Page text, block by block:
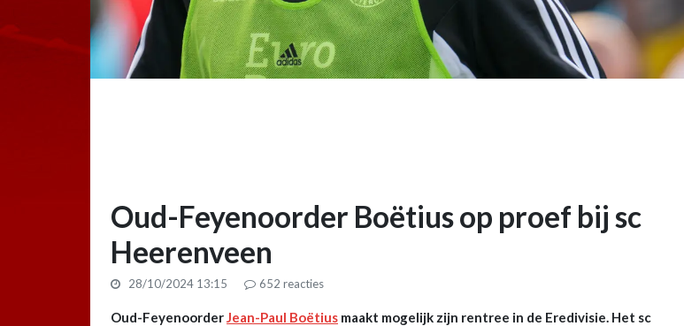
Oud-Feyenoorder Boëtius op proef bij sc
Heerenveen
28/10/2024 13:15 652 reacties
Oud-FeyenoorderJean-Paul Boëtius maakt mogelijk zijn rentree in de Eredivisie. Het sc